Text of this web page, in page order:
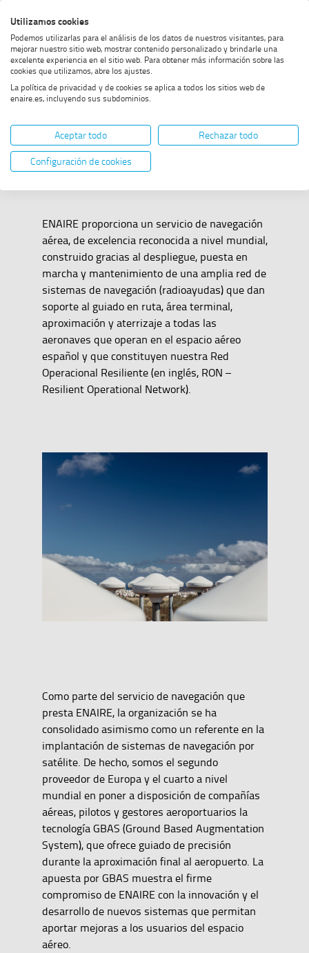
al
menú
al
contenido
al
footer
alto
contraste
Home MOSTRAR OPCIONES DEL CAMINO DE MIGAS
Navegación
Navegación
ENAIRE proporciona un servicio de navegación
aérea, de excelencia reconocida a nivel mundial,
construido gracias al despliegue, puesta en
marcha y mantenimiento de una amplia red de
sistemas de navegación (radioayudas) que dan
soporte al guiado en ruta, área terminal,
aproximación y aterrizaje a todas las
aeronaves que operan en el espacio aéreo
español y que constituyen nuestra Red
Operacional Resiliente (en inglés, RON –
Resilient Operational Network).
Como parte del servicio de navegación que
presta ENAIRE, la organización se ha
consolidado asimismo como un referente en la
implantación de sistemas de navegación por
satélite. De hecho, somos el segundo
proveedor de Europa y el cuarto a nivel
mundial en poner a disposición de compañías
aéreas, pilotos y gestores aeroportuarios la
tecnología GBAS (Ground Based Augmentation
System), que ofrece guiado de precisión
durante la aproximación final al aeropuerto. La
apuesta por GBAS muestra el firme
compromiso de ENAIRE con la innovación y el
desarrollo de nuevos sistemas que permitan
aportar mejoras a los usuarios del espacio
aéreo.
Utilizamos cookies
Podemos utilizarlas para el análisis de los datos de nuestros visitantes, para
mejorar nuestro sitio web, mostrar contenido personalizado y brindarle una
excelente experiencia en el sitio web. Para obtener más información sobre las
cookies que utilizamos, abre los ajustes.
La política de privacidad y de cookies se aplica a todos los sitios web de
enaire.es, incluyendo sus subdominios.
Aceptar todo
Rechazar todo
Configuración de cookies